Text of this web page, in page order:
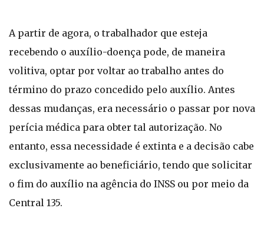
A partir de agora, o trabalhador que esteja
recebendo o auxílio-doença pode, de maneira
volitiva, optar por voltar ao trabalho antes do
término do prazo concedido pelo auxílio. Antes
dessas mudanças, era necessário o passar por nova
perícia médica para obter tal autorização. No
entanto, essa necessidade é extinta e a decisão cabe
exclusivamente ao beneficiário, tendo que solicitar
o fim do auxílio na agência do INSS ou por meio da
Central 135.